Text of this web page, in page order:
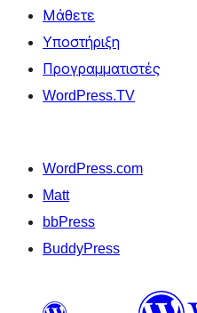
Μάθετε
Υποστήριξη
Προγραμματιστές
WordPress.TV
WordPress.com
Matt
bbPress
BuddyPress